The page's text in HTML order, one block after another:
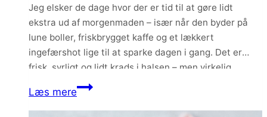
Jeg elsker de dage hvor der er tid til at gøre lidt
ekstra ud af morgenmaden – især når den byder på
lune boller, friskbrygget kaffe og et lækkert
ingefærshot lige til at sparke dagen i gang. Det er
frisk, syrligt og lidt krads i halsen – men virkelig
lækkert! Det føles lidt som at…
Læs mereFriske